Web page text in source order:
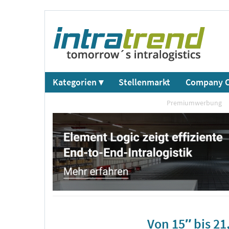
Kategorien ▾ Stellenmarkt Company
Premiumwerbung
Von 15″ bis